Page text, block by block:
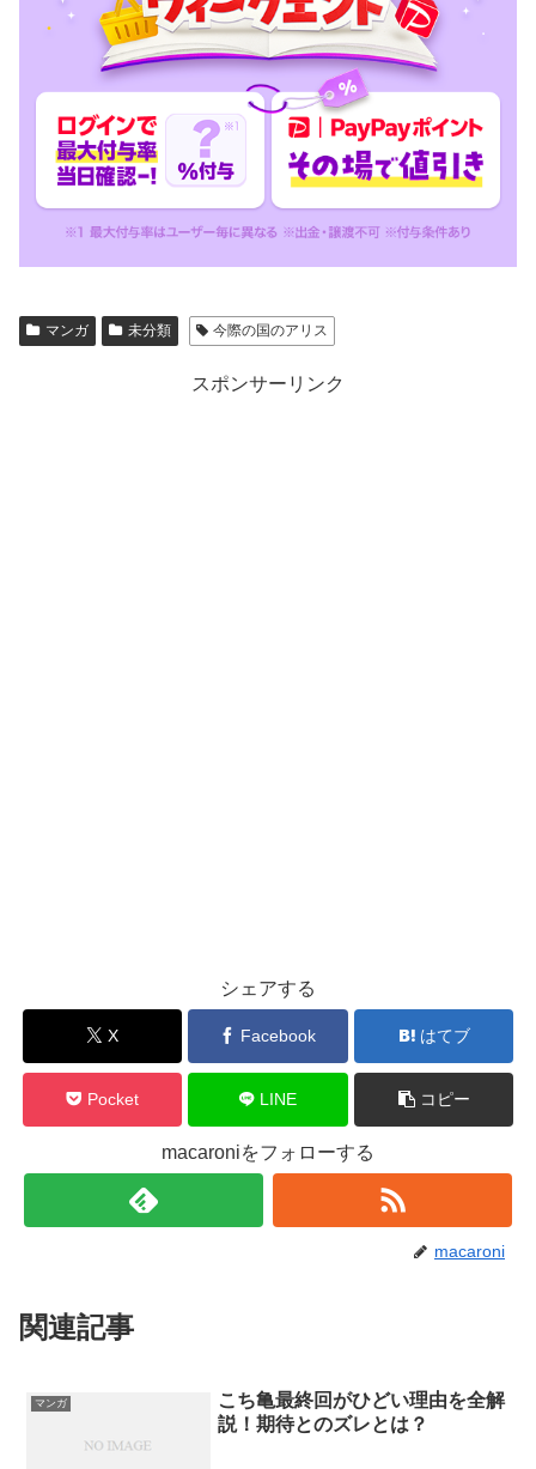
マンガ 未分類 今際の国のアリス
スポンサーリンク
シェアする
X Facebook はてブ
Pocket LINE コピー
macaroniをフォローする
macaroni
関連記事
マンガ
こち亀最終回がひどい理由を全解
説！期待とのズレとは？